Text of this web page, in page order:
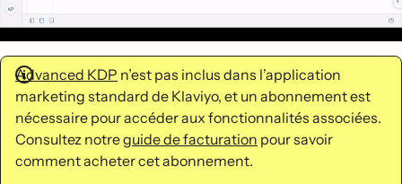
Advanced KDP n’est pas inclus dans l’application
marketing standard de Klaviyo, et un abonnement est
nécessaire pour accéder aux fonctionnalités associées.
Consultez notreguide de facturation pour savoir
comment acheter cet abonnement.